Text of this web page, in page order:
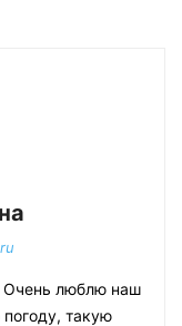
Очень люблю наш
такую